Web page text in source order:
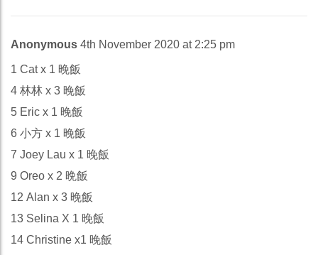
Anonymous 4th November 2020 at 2:25 pm
1 Cat x 1 晚飯
4 林林 x 3 晚飯
5 Eric x 1 晚飯
6 小方 x 1 晚飯
7 Joey Lau x 1 晚飯
9 Oreo x 2 晩飯
12 Alan x 3 晚飯
13 Selina X 1 晚飯
14 Christine x1 晚飯